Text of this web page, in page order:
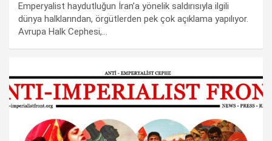
Emperyalist haydutluğun İran’a yönelik saldırısıyla ilgili
dünya halklarından, örgütlerden pek çok açıklama yapılıyor.
Avrupa Halk Cephesi,…